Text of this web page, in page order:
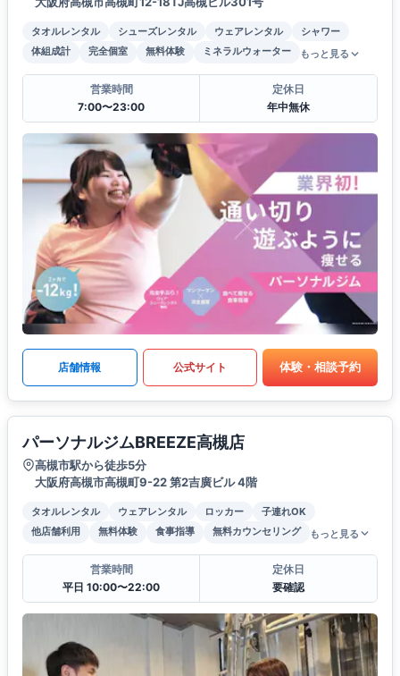
タオルレンタル シューズレンタル ウェアレンタル
シャワー
体組成計
完全個室 無料体験 ミネラルウォーター もっと見る
営業時間
7:00〜23:00
定休日
年中無休
店舗情報 公式サイト 体験・相談予約
パーソナルジムBREEZE高槻店
高槻市駅から徒歩5分
大阪府高槻市高槻町9-22 第2吉廣ビル 4階
タオルレンタル ウェアレンタル ロッカー
子連れOK
他店舗利用
無料体験 食事指導 無料カウンセリング もっと見る
営業時間
平日 10:00〜22:00
定休日
要確認